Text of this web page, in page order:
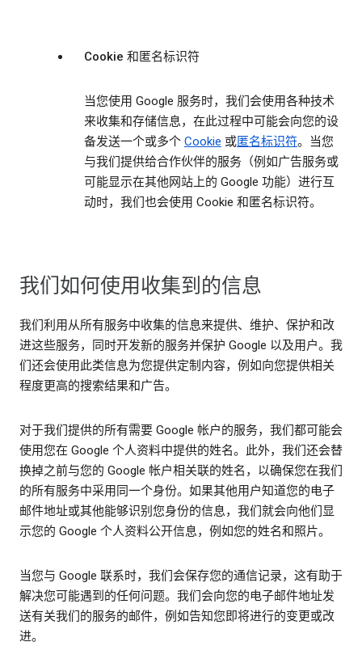
Cookie 和匿名标识符
当您使用 Google 服务时，我们会使用各种技术
来收集和存储信息，在此过程中可能会向您的设
备发送一个或多个 Cookie 或匿名标识符。当您
与我们提供给合作伙伴的服务（例如广告服务或
可能显示在其他网站上的 Google 功能）进行互
动时，我们也会使用 Cookie 和匿名标识符。
我们如何使用收集到的信息
我们利用从所有服务中收集的信息来提供、维护、保护和改
进这些服务，同时开发新的服务并保护 Google 以及用户。我
们还会使用此类信息为您提供定制内容，例如向您提供相关
程度更高的搜索结果和广告。
对于我们提供的所有需要 Google 帐户的服务，我们都可能会
使用您在 Google 个人资料中提供的姓名。此外，我们还会替
换掉之前与您的 Google 帐户相关联的姓名，以确保您在我们
的所有服务中采用同一个身份。如果其他用户知道您的电子
邮件地址或其他能够识别您身份的信息，我们就会向他们显
示您的 Google 个人资料公开信息，例如您的姓名和照片。
当您与 Google 联系时，我们会保存您的通信记录，这有助于
解决您可能遇到的任何问题。我们会向您的电子邮件地址发
送有关我们的服务的邮件，例如告知您即将进行的变更或改
进。